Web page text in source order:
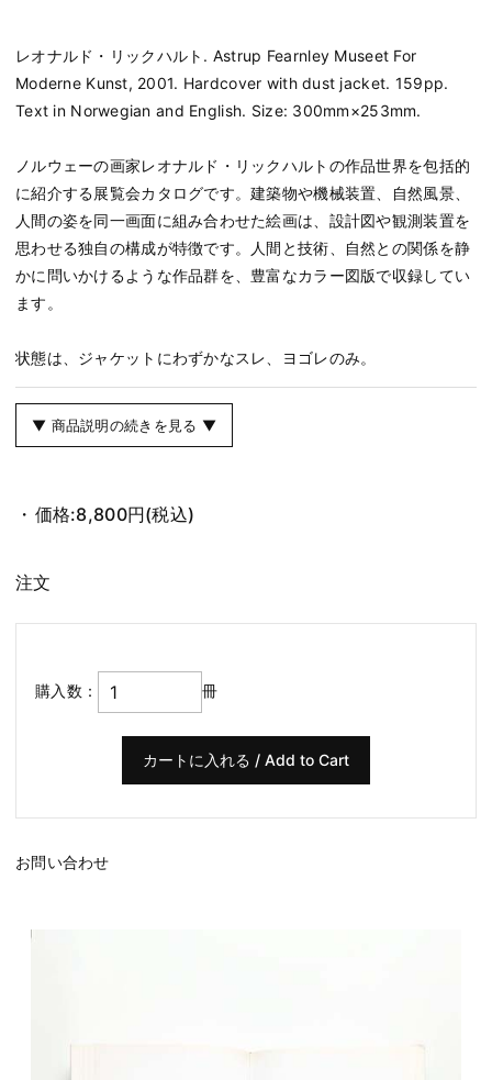
レオナルド・リックハルト. Astrup Fearnley Museet For
Moderne Kunst, 2001. Hardcover with dust jacket. 159pp.
Text in Norwegian and English. Size: 300mm×253mm.
ノルウェーの画家レオナルド・リックハルトの作品世界を包括的
に紹介する展覧会カタログです。建築物や機械装置、自然風景、
人間の姿を同一画面に組み合わせた絵画は、設計図や観測装置を
思わせる独自の構成が特徴です。人間と技術、自然との関係を静
かに問いかけるような作品群を、豊富なカラー図版で収録してい
ます。
状態は、ジャケットにわずかなスレ、ヨゴレのみ。
▼ 商品説明の続きを見る ▼
価格:8,800円(税込)
注文
購入数： 冊
お問い合わせ